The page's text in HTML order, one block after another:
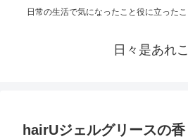
日常の生活で気になったこと役に立った
日々是あれ
hairUジェルグリースの